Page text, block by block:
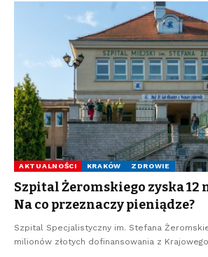
AKTUALNOŚCI KRAKÓW ZDROWIE
Szpital Żeromskiego zyska 12
Na co przeznaczy pieniądze?
Szpital Specjalistyczny im. Stefana
milionów złotych dofinansowania z